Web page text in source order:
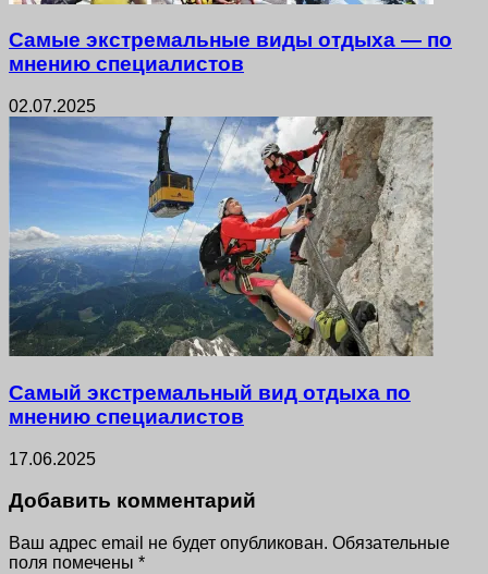
Самые экстремальные виды отдыха — по
мнению специалистов
02.07.2025
Самый экстремальный вид отдыха по
мнению специалистов
17.06.2025
Добавить комментарий
Ваш адрес email не будет опубликован. Обязательные
поля помечены *